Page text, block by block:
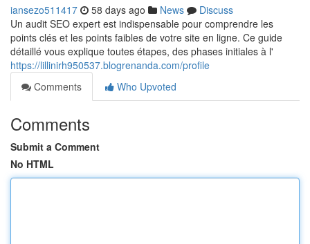
iansezo511417 58 days ago News
Discuss
Un audit SEO expert est indispensable pour comprendre les
points clés et les points faibles de votre site en ligne. Ce guide
détaillé vous explique toutes étapes, des phases initiales à l'
https://lillinirh950537.blogrenanda.com/profile
Comments
Who Upvoted
Comments
Submit a Comment
No HTML